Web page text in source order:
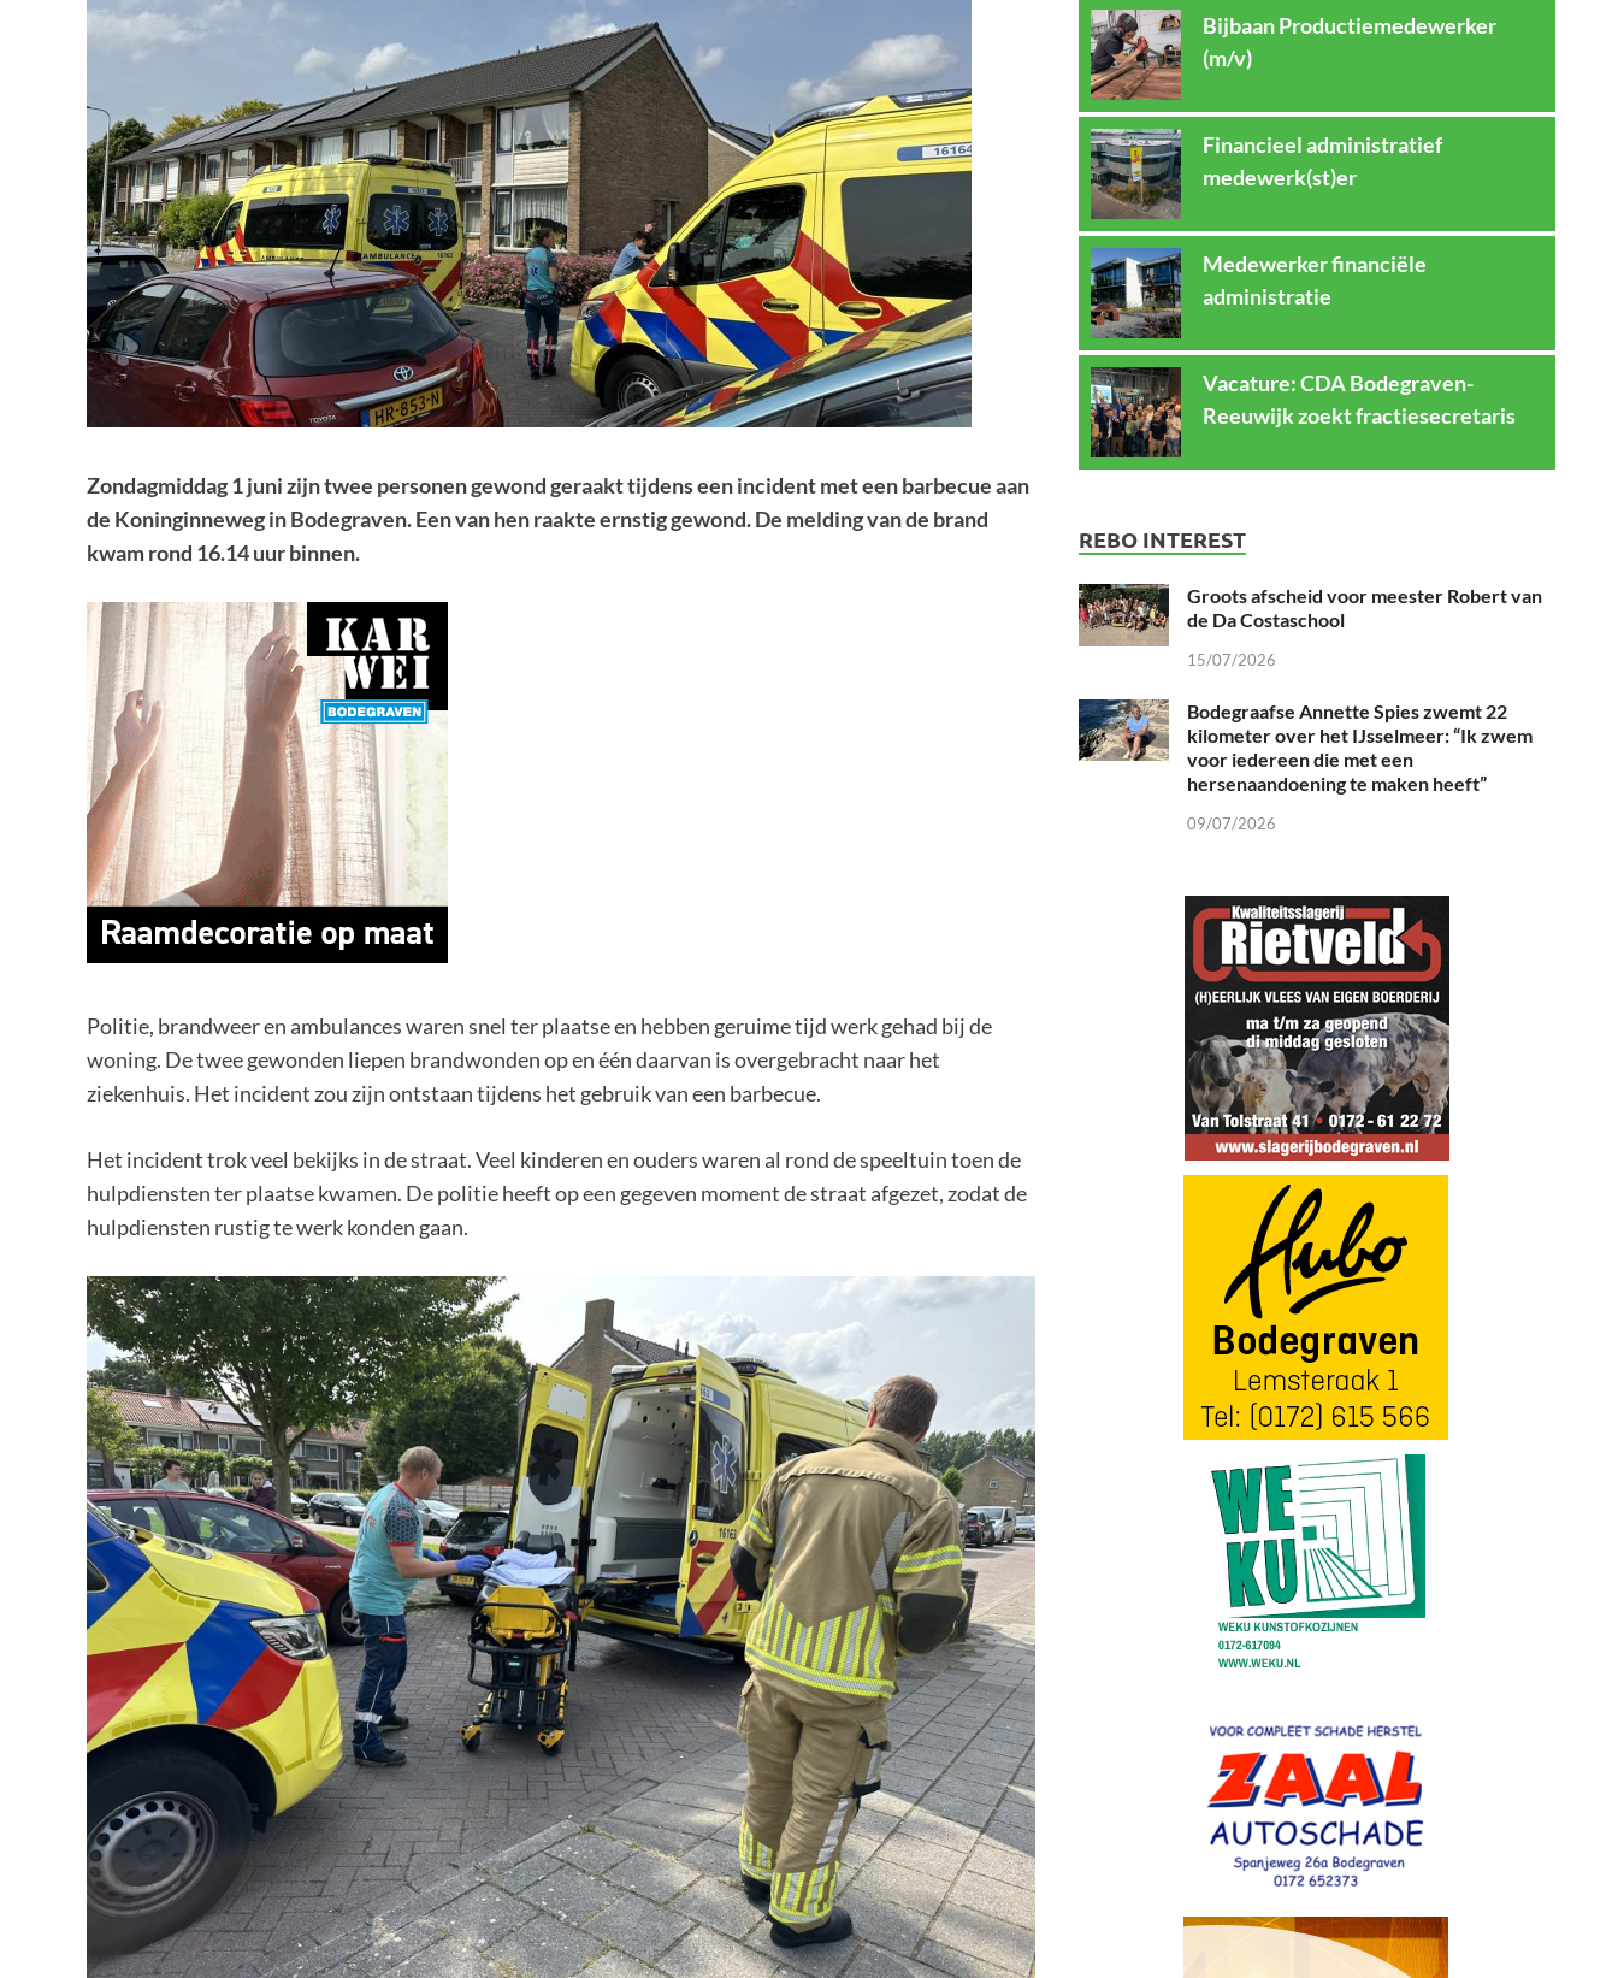
Zondagmiddag 1 juni zijn twee personen gewond geraakt tijdens een incident met een barbecue aan
de Koninginneweg in Bodegraven. Een van hen raakte ernstig gewond. De melding van de brand
kwam rond 16.14 uur binnen.
Politie, brandweer en ambulances waren snel ter plaatse en hebben geruime tijd werk gehad bij de
woning. De twee gewonden liepen brandwonden op en één daarvan is overgebracht naar het
ziekenhuis. Het incident zou zijn ontstaan tijdens het gebruik van een barbecue.
Het incident trok veel bekijks in de straat. Veel kinderen en ouders waren al rond de speeltuin toen de
hulpdiensten ter plaatse kwamen. De politie heeft op een gegeven moment de straat afgezet, zodat de
hulpdiensten rustig te werk konden gaan.
Bijbaan Productiemedewerker
(m/v)
Financieel administratief
medewerk(st)er
Medewerker financiële
administratie
Vacature: CDA Bodegraven-
Reeuwijk zoekt fractiesecretaris
REBO INTEREST
Groots afscheid voor meester Robert van
de Da Costaschool
15/07/2026
Bodegraafse Annette Spies zwemt 22
kilometer over het IJsselmeer: “Ik zwem
voor iedereen die met een
hersenaandoening te maken heeft”
09/07/2026